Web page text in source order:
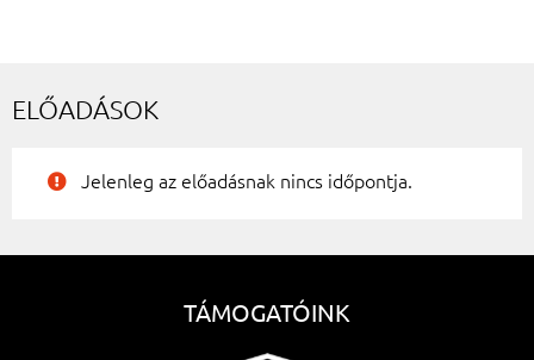
ELŐADÁSOK
Jelenleg az előadásnak nincs időpontja.
TÁMOGATÓINK